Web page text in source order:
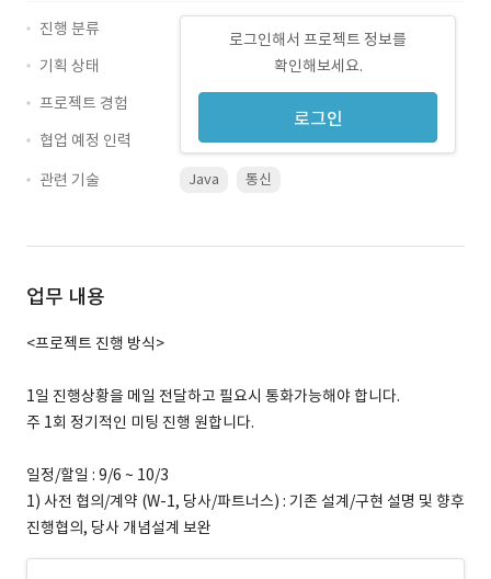
로그인해서 프로젝트 정보를
확인해보세요.
로그인
진행 분류
기획 상태
프로젝트 경험
협업 예정 인력
관련 기술
Java 통신
업무 내용
<프로젝트 진행 방식>
1일 진행상황을 메일 전달하고 필요시 통화가능해야 합니다.
주 1회 정기적인 미팅 진행 원합니다.
일정/할일 : 9/6 ~ 10/3
1) 사전 협의/계약 (W-1, 당사/파트너스) : 기존 설계/구현 설명 및 향후
진행협의, 당사 개념설계 보완